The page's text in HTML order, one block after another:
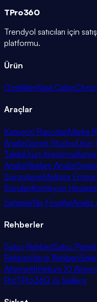
TPro360
Trendyol satıcıları için
platformu.
Ürün
ÖzelliklerNasıl Çalışır
Araçlar
Kategori RaporlarıMarka
AnalizGörsel StüdyoÜrün
TakibiÜrün Araştırma
AnaliziReklam Analizi
SorgulamaMağaza
SorularıKomisyon
SatanlarNiş FırsatlarAnaliz
Rehberler
Satıcı RehberiSatıcı
RehberiVergi Rehberi
AlternatifiHelium 10
ProTPro360 vs Sellerg